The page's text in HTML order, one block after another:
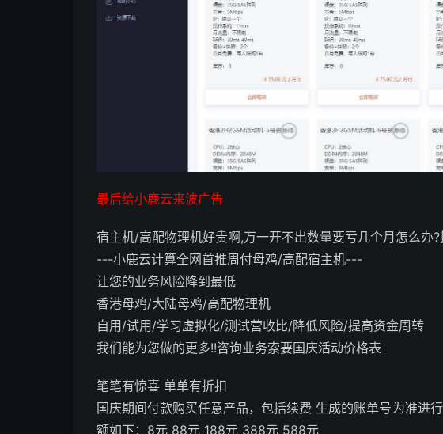
最后给小鹿云来波广告
宿主机/高配物理机好贵啊,万一开不出数量要亏几个月怎么办
---小鹿云计算全网首推周付母鸡/高配宿主机---
让您的业务风险降到最低
香港母鸡/大陆母鸡/高配物理机
自用/试用/学习虚拟化/测试营收比/降低风险/提高资金周转
我们能为您做的更多!!咨询业务索要国庆活动价格表
笔笔有惊喜 单单有折扣
国庆期间付款购买任意产品，包括续费 生成的账单号为准进
额如下：8元 88元 188元 388元 588元